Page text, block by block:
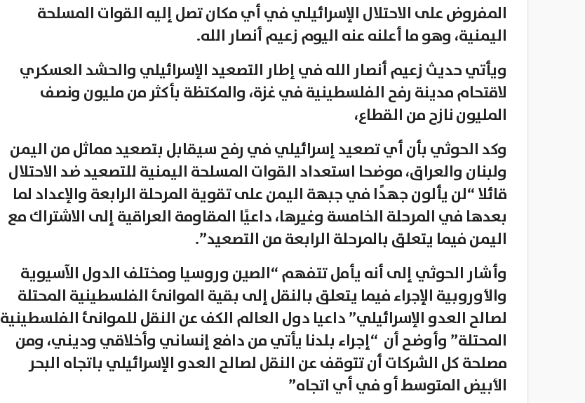
المفروض على الاحتلال الإسرائيلي في أي مكان تصل إليه القوات المسلحة
اليمنية، وهو ما أعلنه عنه اليوم زعيم أنصار الله.
ويأتي حديث زعيم أنصار الله في إطار التصعيد الإسرائيلي والحشد العسكري
لاقتحام مدينة رفح الفلسطينية في غزة، والمكتظة بأكثر من مليون ونصف
المليون نازح من القطاع،
وكد الحوثي بأن أي تصعيد إسرائيلي في رفح سيقابل بتصعيد مماثل من اليمن
ولبنان والعراق، موضحا استعداد القوات المسلحة اليمنية للتصعيد ضد الاحتلال
قائلا “لن يألون جهدًا في جبهة اليمن على تقوية المرحلة الرابعة والإعداد لما
بعدها في المرحلة الخامسة وغيرها، داعيًا المقاومة العراقية إلى الاشتراك مع
اليمن فيما يتعلق بالمرحلة الرابعة من التصعيد”.
وأشار الحوثي إلى أنه يأمل تتفهم “الصين وروسيا ومختلف الدول الآسيوية
والأوروبية الإجراء فيما يتعلق بالنقل إلى بقية الموانئ الفلسطينية المحتلة
لصالح العدو الإسرائيلي” داعيا دول العالم الكف عن النقل للموانئ الفلسطينية
المحتلة” وأوضح أن “إجراء بلدنا يأتي من دافع إنساني وأخلاقي وديني، ومن
مصلحة كل الشركات أن تتوقف عن النقل لصالح العدو الإسرائيلي باتجاه البحر
الأبيض المتوسط أو في أي اتجاه”